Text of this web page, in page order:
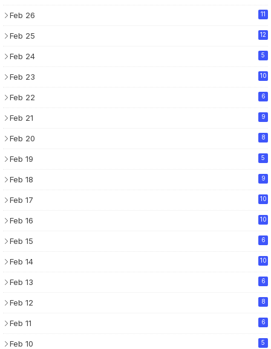
Feb 26 11
Feb 25 12
Feb 24 5
Feb 23 10
Feb 22 6
Feb 21 9
Feb 20 8
Feb 19 5
Feb 18 9
Feb 17 10
Feb 16 10
Feb 15 6
Feb 14 10
Feb 13 6
Feb 12 8
Feb 11 6
Feb 10 5